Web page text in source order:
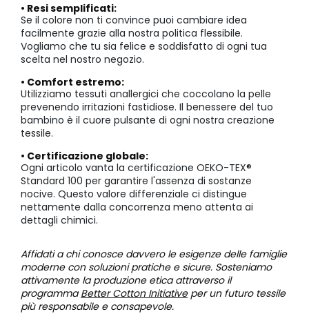
• Resi semplificati:
Se il colore non ti convince puoi cambiare idea
facilmente grazie alla nostra politica flessibile.
Vogliamo che tu sia felice e soddisfatto di ogni tua
scelta nel nostro negozio.
• Comfort estremo:
Utilizziamo tessuti anallergici che coccolano la pelle
prevenendo irritazioni fastidiose. Il benessere del tuo
bambino è il cuore pulsante di ogni nostra creazione
tessile.
• Certificazione globale:
Ogni articolo vanta la certificazione OEKO-TEX®
Standard 100 per garantire l'assenza di sostanze
nocive. Questo valore differenziale ci distingue
nettamente dalla concorrenza meno attenta ai
dettagli chimici.
Affidati a chi conosce davvero le esigenze delle famiglie
moderne con soluzioni pratiche e sicure. Sosteniamo
attivamente la produzione etica attraverso il
programmaBetter Cotton Initiativeper un futuro tessile
più responsabile e consapevole.